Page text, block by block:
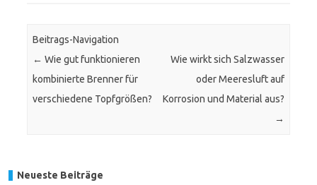
Beitrags-Navigation
← Wie gut funktionieren
kombinierte Brenner für
verschiedene Topfgrößen?
Wie wirkt sich Salzwasser
oder Meeresluft auf
Korrosion und Material aus?
→
Neueste Beiträge